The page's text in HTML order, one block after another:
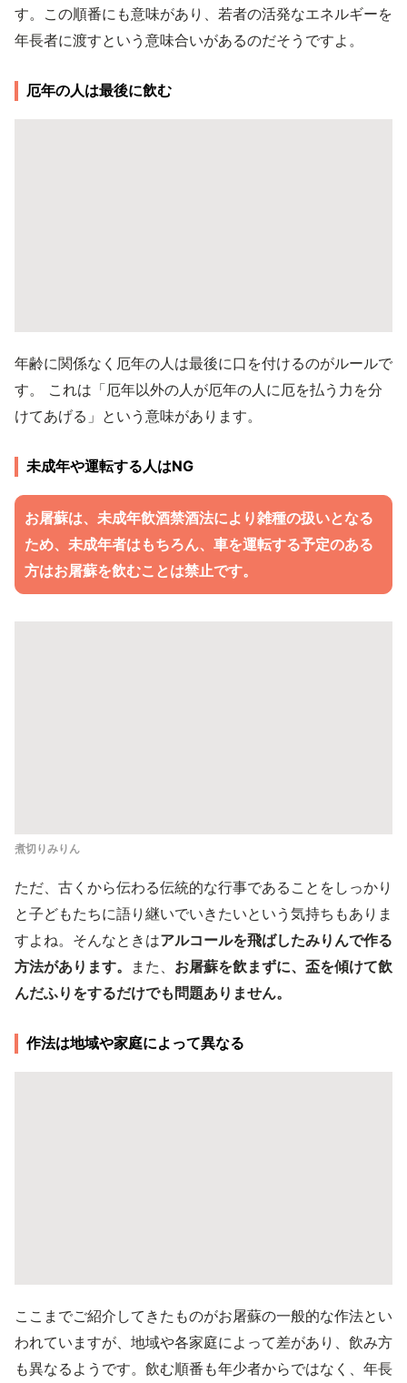
す。この順番にも意味があり、若者の活発なエネルギーを
年長者に渡すという意味合いがあるのだそうですよ。
厄年の人は最後に飲む
年齢に関係なく厄年の人は最後に口を付けるのがルールで
す。 これは「厄年以外の人が厄年の人に厄を払う力を分
けてあげる」という意味があります。
未成年や運転する人はNG
お屠蘇は、未成年飲酒禁酒法により雑種の扱いとなる
ため、未成年者はもちろん、車を運転する予定のある
方はお屠蘇を飲むことは禁止です。
煮切りみりん
ただ、古くから伝わる伝統的な行事であることをしっかり
と子どもたちに語り継いでいきたいという気持ちもありま
すよね。そんなときはアルコールを飛ばしたみりんで作る
方法があります。
また、 お屠蘇を飲まずに、盃を傾けて飲
んだふりをするだけでも問題ありません。
作法は地域や家庭によって異なる
ここまでご紹介してきたものがお屠蘇の一般的な作法とい
われていますが、地域や各家庭によって差があり、飲み方
も異なるようです。飲む順番も年少者からではなく、年長